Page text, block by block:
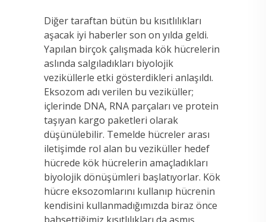
Diğer taraftan bütün bu kısıtlılıkları
aşacak iyi haberler son on yılda geldi.
Yapılan birçok çalışmada kök hücrelerin
aslında salgıladıkları biyolojik
veziküllerle etki gösterdikleri anlaşıldı.
Eksozom adı verilen bu veziküller;
içlerinde DNA, RNA parçaları ve protein
taşıyan kargo paketleri olarak
düşünülebilir. Temelde hücreler arası
iletişimde rol alan bu veziküller hedef
hücrede kök hücrelerin amaçladıkları
biyolojik dönüşümleri başlatıyorlar. Kök
hücre eksozomlarını kullanıp hücrenin
kendisini kullanmadığımızda biraz önce